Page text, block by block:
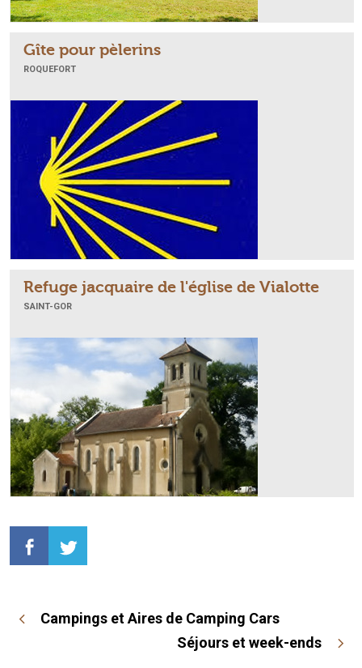
Gîte pour pèlerins
ROQUEFORT
Refuge jacquaire de l'église de Vialotte
SAINT-GOR
Campings et Aires de Camping Cars
Séjours et week-ends